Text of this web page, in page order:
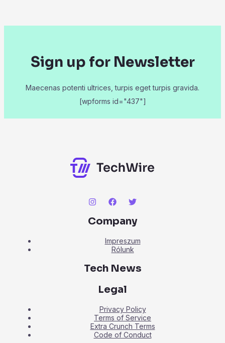
Sign up for Newsletter
Maecenas potenti ultrices, turpis eget turpis gravida.
[wpforms id="437"]
Company
Impreszum
Rólunk
Tech News
Legal
Privacy Policy
Terms of Service
Extra Crunch Terms
Code of Conduct